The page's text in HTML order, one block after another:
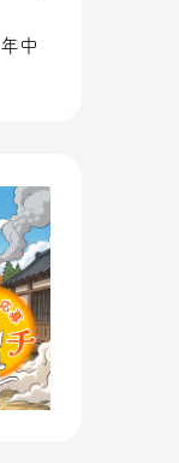
中